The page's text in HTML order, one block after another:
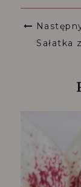
Sałatka